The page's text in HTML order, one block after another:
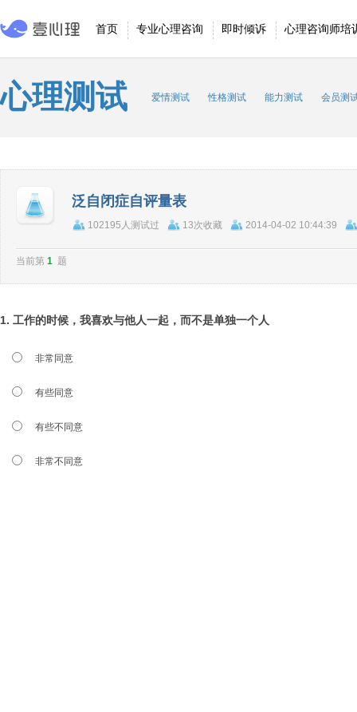
首页 专业心理咨询 即时倾诉 心理咨询师培
心理测试 爱情测试 性格测试 能力测试 会员测
泛自闭症自评量表
102195人测试过 13次收藏 2014-04-02 10:44:39
当前第 1 题
1. 工作的时候，我喜欢与他人一起，而不是单独一个人
非常同意
有些同意
有些不同意
非常不同意